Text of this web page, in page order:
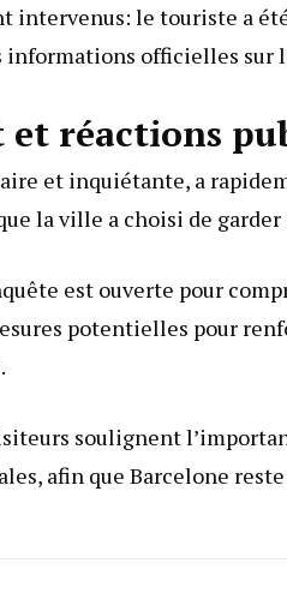
intervenus: le touriste a
informations officielles sur
et réactions
et inquiétante, a
la ville a choisi de garder
est ouverte pour
potentielles pour
soulignent
afin que Barcelone